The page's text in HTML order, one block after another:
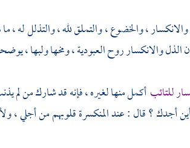
، والخضوع ، والتملق لله ، والتذلل له
الذل والانكسار روح العبودية ، ومخها ولبها ،
للتائبأكمل منها لغيره ، فإنه قد شارك من لم
أين أجدك ؟ قال : عند المنكسرة قلوبهم من أجلي